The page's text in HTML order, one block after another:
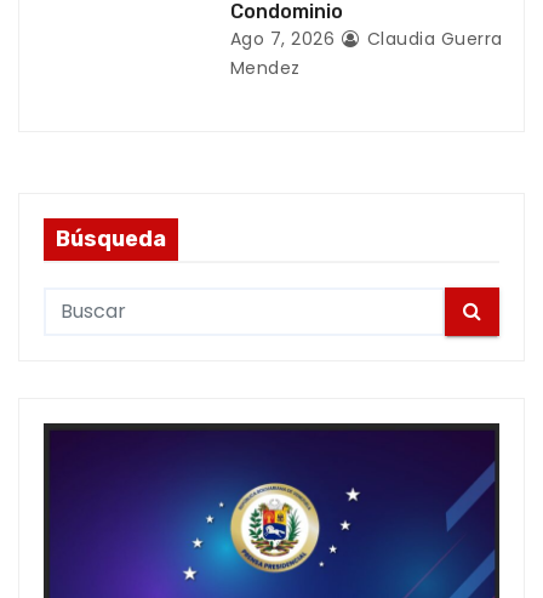
Condominio
Ago 7, 2026
Claudia Guerra
Mendez
Búsqueda
c